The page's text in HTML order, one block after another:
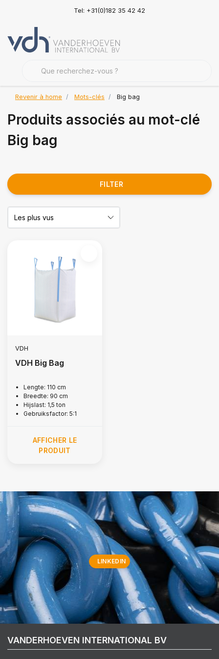
Tel: +31(0)182 35 42 42
Revenir à home Mots-clés Big bag
Produits associés au mot-clé
Big bag
FILTER
VDH
VDH Big Bag
Lengte: 110 cm
Breedte: 90 cm
Hijslast: 1,5 ton
Gebruiksfactor: 5:1
AFFICHER LE
PRODUIT
LINKEDIN
VANDERHOEVEN INTERNATIONAL BV